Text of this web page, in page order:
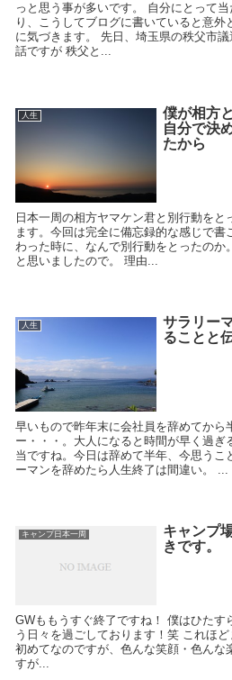
っと思う事が多いです。 自分にとって
り、こうしてブログに書いていると意外
に気づきます。 先日、埼玉県の秩父市
話ですが 秩父と...
人生
僕が相方
自分で決
たから
日本一周の相方ヤマケン君と別行動をと
ます。今回は完全に備忘録的な感じで
わった時に、なんで別行動をとったのか
と思いましたので。 理由...
人生
サラリー
ることと
早いもので昨年末に会社員を辞めてから
ー・・・。大人になると時間が早く過ぎ
当ですね。今日は辞めて半年、今思うこ
ーマンを辞めたら人生終了は間違い。 ...
キャンプ日本一周
キャンプ
きです。
GWももうすぐ終了ですね！ 僕はひたす
う日々を過ごしております！笑 これほ
初めてなのですが、色んな笑顔・色んな
すが...